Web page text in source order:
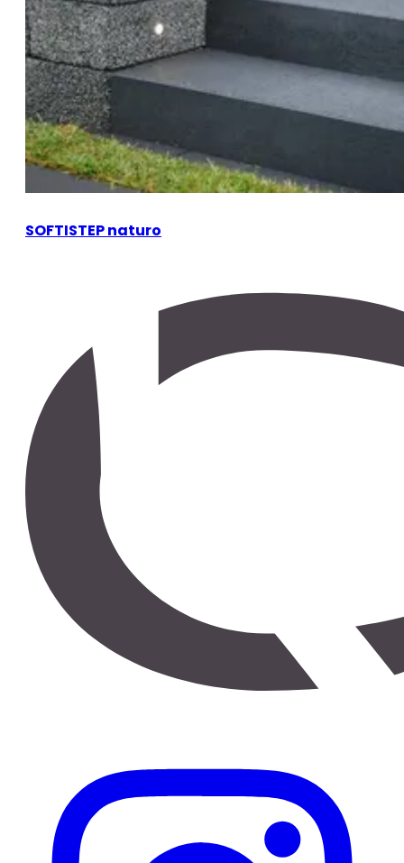
SOFTISTEP naturo